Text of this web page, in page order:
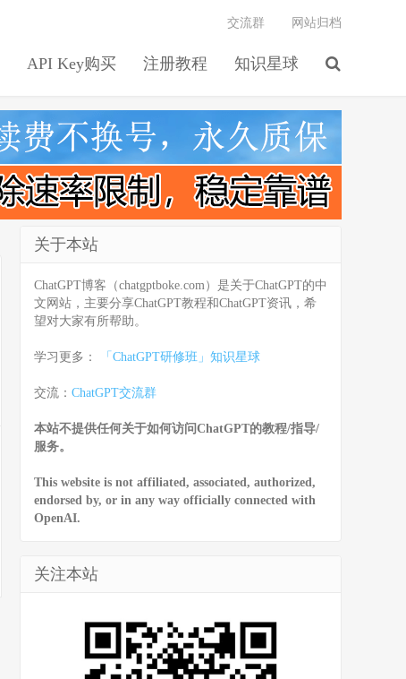
API Key购买 注册教程 知识星球
交流群 网站归档
关于本站
ChatGPT博客（chatgptboke.com）是关于ChatGPT的中
文网站，主要分享ChatGPT教程和ChatGPT资讯，希
望对大家有所帮助。
学习更多： 「ChatGPT研修班」知识星球
交流： ChatGPT交流群
本站不提供任何关于如何访问ChatGPT的教程/指导/
服务。
This website is not affiliated, associated, authorized,
endorsed by, or in any way officially connected with
OpenAI.
关注本站